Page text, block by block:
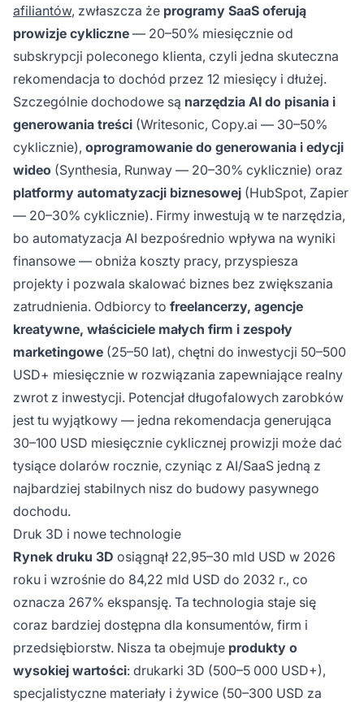
afiliantów, zwłaszcza że programy SaaS oferują
prowizje cykliczne — 20–50% miesięcznie od
subskrypcji poleconego klienta, czyli jedna skuteczna
rekomendacja to dochód przez 12 miesięcy i dłużej.
Szczególnie dochodowe są narzędzia AI do pisania i
generowania treści (Writesonic, Copy.ai — 30–50%
cyklicznie), oprogramowanie do generowania i edycji
wideo (Synthesia, Runway — 20–30% cyklicznie) oraz
platformy automatyzacji biznesowej (HubSpot, Zapier
— 20–30% cyklicznie). Firmy inwestują w te narzędzia,
bo automatyzacja AI bezpośrednio wpływa na wyniki
finansowe — obniża koszty pracy, przyspiesza
projekty i pozwala skalować biznes bez zwiększania
zatrudnienia. Odbiorcy to freelancerzy, agencje
kreatywne, właściciele małych firm i zespoły
marketingowe (25–50 lat), chętni do inwestycji 50–500
USD+ miesięcznie w rozwiązania zapewniające realny
zwrot z inwestycji. Potencjał długofalowych zarobków
jest tu wyjątkowy — jedna rekomendacja generująca
30–100 USD miesięcznie cyklicznej prowizji może dać
tysiące dolarów rocznie, czyniąc z AI/SaaS jedną z
najbardziej stabilnych nisz do budowy pasywnego
dochodu.
Druk 3D i nowe technologie
Rynek druku 3D osiągnął 22,95–30 mld USD w 2026
roku i wzrośnie do 84,22 mld USD do 2032 r., co
oznacza 267% ekspansję. Ta technologia staje się
coraz bardziej dostępna dla konsumentów, firm i
przedsiębiorstw. Nisza ta obejmuje produkty o
wysokiej wartości: drukarki 3D (500–5 000 USD+),
specjalistyczne materiały i żywice (50–300 USD za